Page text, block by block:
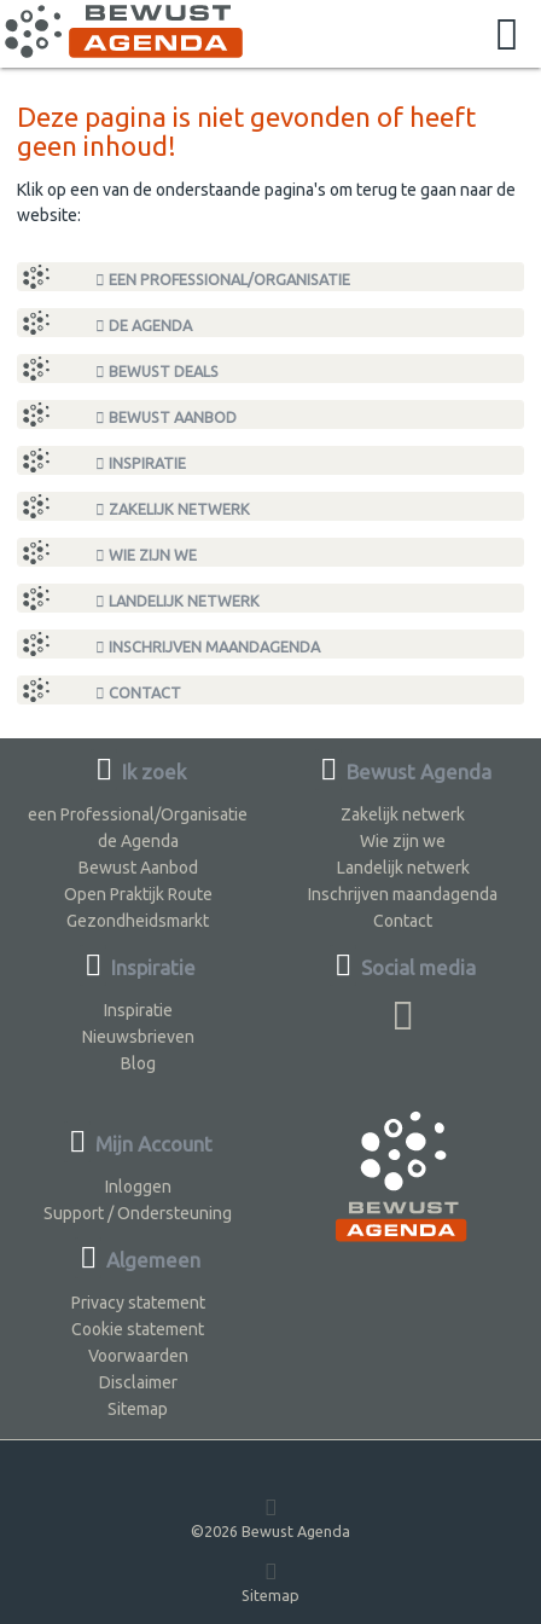
Deze pagina is niet gevonden of heeft
geen inhoud!
Klik op een van de onderstaande pagina's om terug te gaan naar de
website:
EEN PROFESSIONAL/ORGANISATIE
DE AGENDA
BEWUST DEALS
BEWUST AANBOD
INSPIRATIE
ZAKELIJK NETWERK
WIE ZIJN WE
LANDELIJK NETWERK
INSCHRIJVEN MAANDAGENDA
CONTACT
Ik zoek
een Professional/Organisatie
de Agenda
Bewust Aanbod
Open Praktijk Route
Gezondheidsmarkt
Inspiratie
Inspiratie
Nieuwsbrieven
Blog
Bewust Agenda
Zakelijk netwerk
Wie zijn we
Landelijk netwerk
Inschrijven maandagenda
Contact
Social media
Mijn Account
Inloggen
Support / Ondersteuning
Algemeen
Privacy statement
Cookie statement
Voorwaarden
Disclaimer
Sitemap
©2026 Bewust Agenda
Sitemap